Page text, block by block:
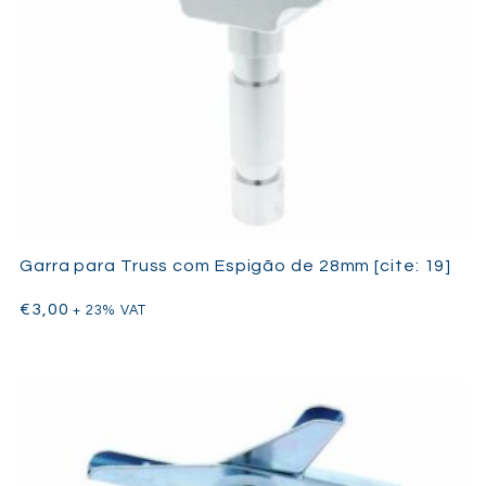
Garra para Truss com Espigão de 28mm [cite: 19]
€3,00 + 23% VAT